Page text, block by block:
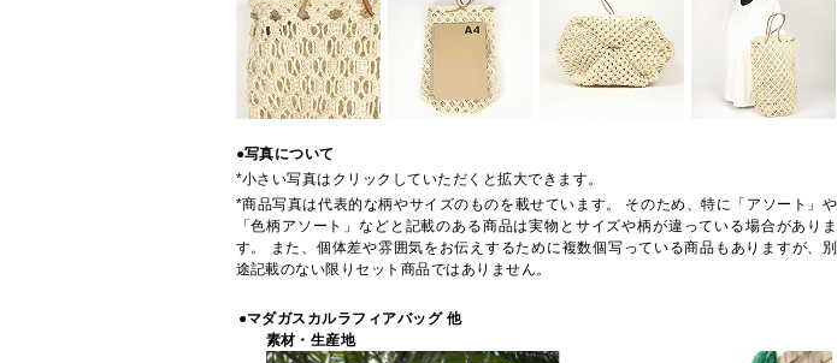
●写真について
*小さい写真はクリックしていただくと拡大できます。
*商品写真は代表的な柄やサイズのものを載せています。 そのため、特に「アソート」や
「色柄アソート」などと記載のある商品は実物とサイズや柄が違っている場合がありま
す。 また、個体差や雰囲気をお伝えするために複数個写っている商品もありますが、別
途記載のない限りセット商品ではありません。
●マダガスカルラフィアバッグ 他
素材・生産地